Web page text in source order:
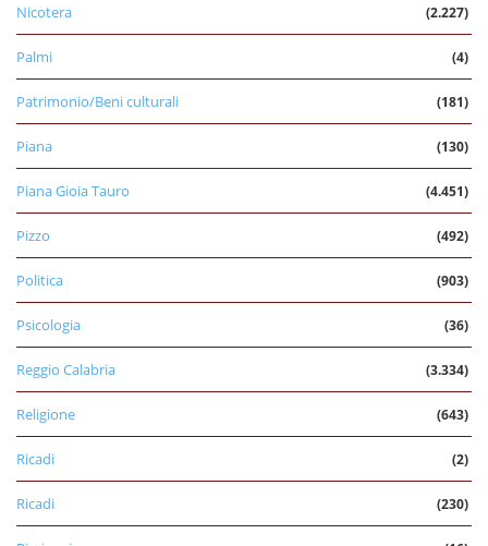
Nicotera (2.227)
Palmi (4)
Patrimonio/Beni culturali (181)
Piana (130)
Piana Gioia Tauro (4.451)
Pizzo (492)
Politica (903)
Psicologia (36)
Reggio Calabria (3.334)
Religione (643)
Ricadi (2)
Ricadi (230)